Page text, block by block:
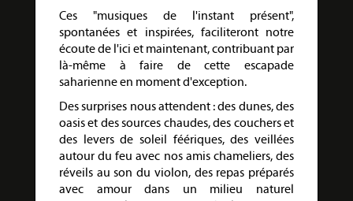
Ces "musiques de l'instant présent",
spontanées et inspirées, faciliteront notre
écoute de l'ici et maintenant, contribuant par
là-même à faire de cette escapade
saharienne en moment d'exception.
Des surprises nous attendent : des dunes, des
oasis et des sources chaudes, des couchers et
des levers de soleil féériques, des veillées
autour du feu avec nos amis chameliers, des
réveils au son du violon, des repas préparés
avec amour dans un milieu naturel